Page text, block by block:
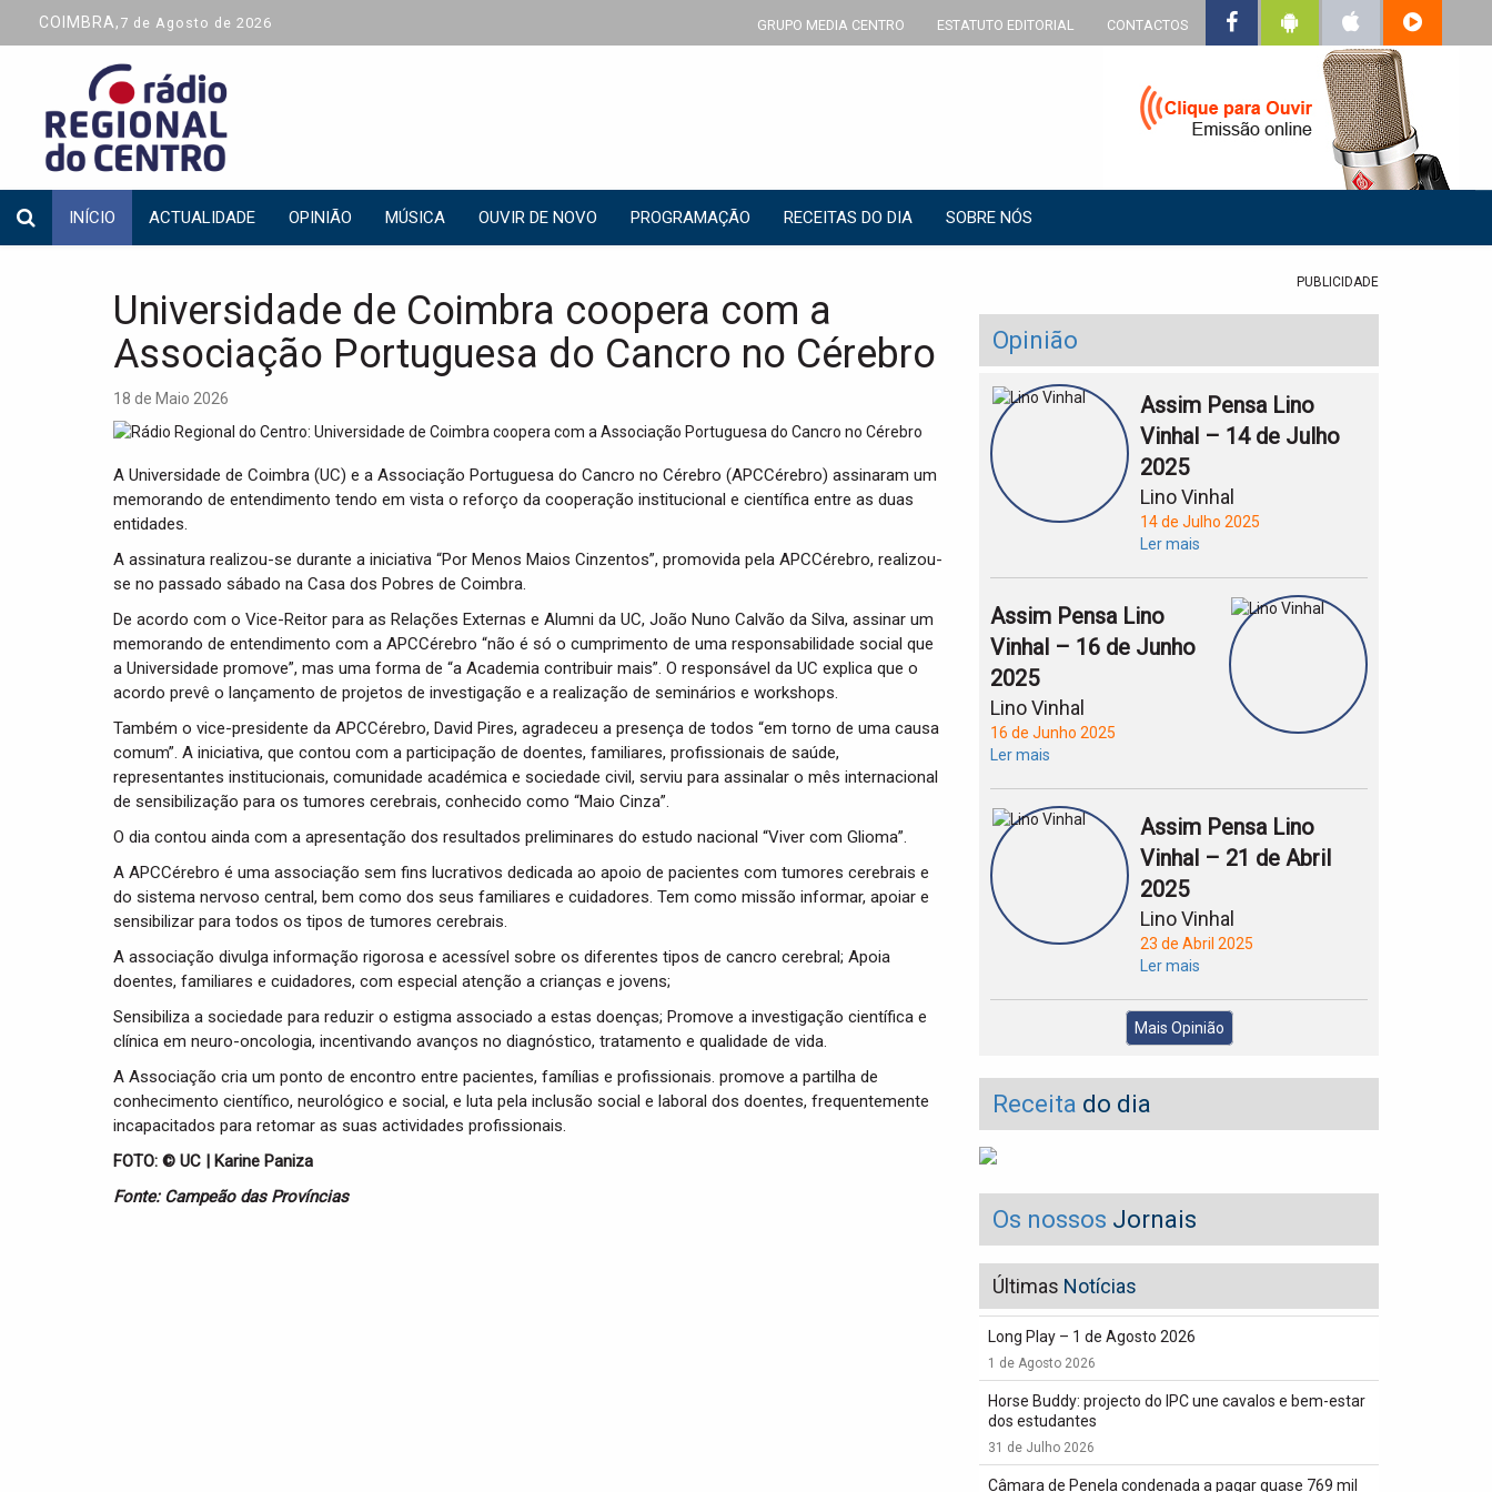
COIMBRA, 7 de Agosto de 2026 GRUPO MEDIA CENTRO ESTATUTO EDITORIAL CONTACTOS
INÍCIO ACTUALIDADE OPINIÃO MÚSICA OUVIR DE NOVO PROGRAMAÇÃO RECEITAS DO DIA SOBRE NÓS
Universidade de Coimbra coopera com a
Associação Portuguesa do Cancro no Cérebro
18 de Maio 2026
A Universidade de Coimbra (UC) e a Associação Portuguesa do Cancro no Cérebro (APCCérebro) assinaram um
memorando de entendimento tendo em vista o reforço da cooperação institucional e científica entre as duas
entidades.
A assinatura realizou-se durante a iniciativa “Por Menos Maios Cinzentos”, promovida pela APCCérebro, realizou-
se no passado sábado na Casa dos Pobres de Coimbra.
De acordo com o Vice-Reitor para as Relações Externas e Alumni da UC, João Nuno Calvão da Silva, assinar um
memorando de entendimento com a APCCérebro “não é só o cumprimento de uma responsabilidade social que
a Universidade promove”, mas uma forma de “a Academia contribuir mais”. O responsável da UC explica que o
acordo prevê o lançamento de projetos de investigação e a realização de seminários e workshops.
Também o vice-presidente da APCCérebro, David Pires, agradeceu a presença de todos “em torno de uma causa
comum”. A iniciativa, que contou com a participação de doentes, familiares, profissionais de saúde,
representantes institucionais, comunidade académica e sociedade civil, serviu para assinalar o mês internacional
de sensibilização para os tumores cerebrais, conhecido como “Maio Cinza”.
O dia contou ainda com a apresentação dos resultados preliminares do estudo nacional “Viver com Glioma”.
A APCCérebro é uma associação sem fins lucrativos dedicada ao apoio de pacientes com tumores cerebrais e
do sistema nervoso central, bem como dos seus familiares e cuidadores. Tem como missão informar, apoiar e
sensibilizar para todos os tipos de tumores cerebrais.
A associação divulga informação rigorosa e acessível sobre os diferentes tipos de cancro cerebral; Apoia
doentes, familiares e cuidadores, com especial atenção a crianças e jovens;
Sensibiliza a sociedade para reduzir o estigma associado a estas doenças; Promove a investigação científica e
clínica em neuro-oncologia, incentivando avanços no diagnóstico, tratamento e qualidade de vida.
A Associação cria um ponto de encontro entre pacientes, famílias e profissionais. promove a partilha de
conhecimento científico, neurológico e social, e luta pela inclusão social e laboral dos doentes, frequentemente
incapacitados para retomar as suas actividades profissionais.
FOTO: © UC | Karine Paniza
Fonte: Campeão das Províncias
PUBLICIDADE
Opinião
Assim Pensa Lino
Vinhal – 14 de Julho
2025
Lino Vinhal
14 de Julho 2025
Ler mais
Assim Pensa Lino
Vinhal – 16 de Junho
2025
Lino Vinhal
16 de Junho 2025
Ler mais
Assim Pensa Lino
Vinhal – 21 de Abril
2025
Lino Vinhal
23 de Abril 2025
Ler mais
Mais Opinião
Receita do dia
Os nossos Jornais
Últimas Notícias
Long Play – 1 de Agosto 2026
1 de Agosto 2026
Horse Buddy: projecto do IPC une cavalos e bem-estar
dos estudantes
31 de Julho 2026
Câmara de Penela condenada a pagar quase 769 mil